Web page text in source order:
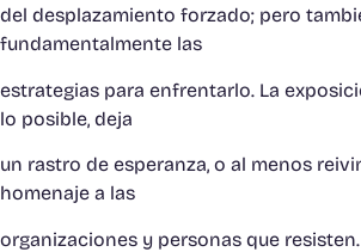
del desplazamiento forzado; pero
fundamentalmente las
estrategias para enfrentarlo. La
lo posible, deja
un rastro de esperanza, o al menos
homenaje a las
organizaciones y personas que resisten.